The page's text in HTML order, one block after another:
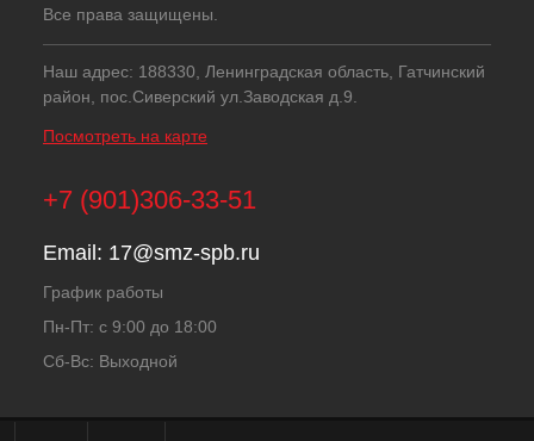
Все права защищены.
Наш адрес: 188330, Ленинградская область, Гатчинский
район, пос.Сиверский ул.Заводская д.9.
Посмотреть на карте
+7 (901)306-33-51
Email: 17@smz-spb.ru
График работы
Пн-Пт: с 9:00 до 18:00
Сб-Вс: Выходной